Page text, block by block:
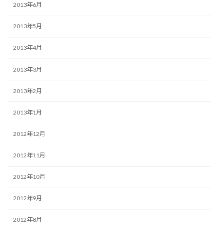
2013年6月
2013年5月
2013年4月
2013年3月
2013年2月
2013年1月
2012年12月
2012年11月
2012年10月
2012年9月
2012年8月